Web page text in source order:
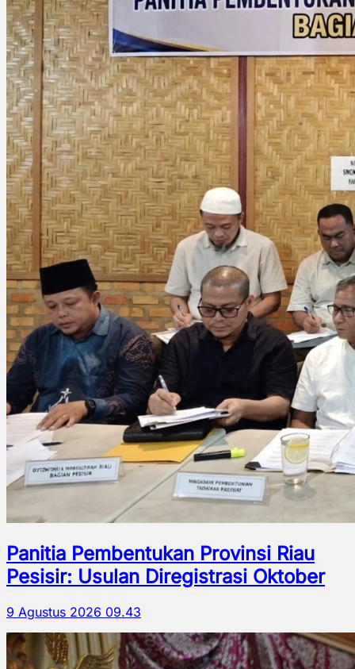
Panitia Pembentukan Provinsi Riau
Pesisir: Usulan Diregistrasi Oktober
9 Agustus 2026 09.43